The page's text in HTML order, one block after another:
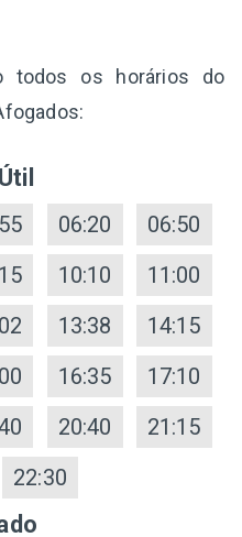
todos os horários do
06:20
06:50
10:10
11:00
13:38
14:15
16:35
17:10
20:40
21:15
22:30